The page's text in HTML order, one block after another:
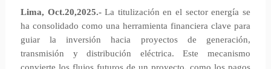
Lima, Oct.20,2025.-La titulización en el sector energía se
ha consolidado como una herramienta financiera clave para
guiar la inversión hacia proyectos de generación,
transmisión y distribución eléctrica. Este mecanismo